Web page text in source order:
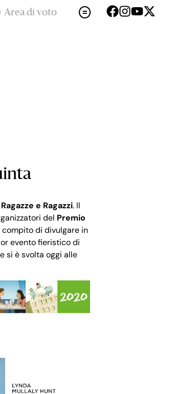
Area di voto
e Ragazzi. Il
del Premio
di divulgare in
evento fieristico di
si è svolta oggi alle